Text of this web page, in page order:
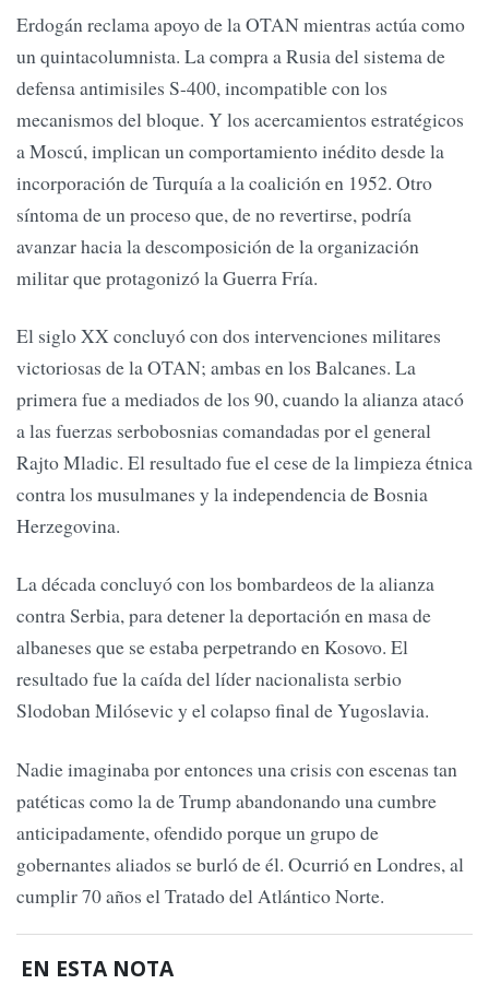
Erdogán reclama apoyo de la OTAN mientras actúa como
un quintacolumnista. La compra a Rusia del sistema de
defensa antimisiles S-400, incompatible con los
mecanismos del bloque. Y los acercamientos estratégicos
a Moscú, implican un comportamiento inédito desde la
incorporación de Turquía a la coalición en 1952. Otro
síntoma de un proceso que, de no revertirse, podría
avanzar hacia la descomposición de la organización
militar que protagonizó la Guerra Fría.
El siglo XX concluyó con dos intervenciones militares
victoriosas de la OTAN; ambas en los Balcanes. La
primera fue a mediados de los 90, cuando la alianza atacó
a las fuerzas serbobosnias comandadas por el general
Rajto Mladic. El resultado fue el cese de la limpieza étnica
contra los musulmanes y la independencia de Bosnia
Herzegovina.
La década concluyó con los bombardeos de la alianza
contra Serbia, para detener la deportación en masa de
albaneses que se estaba perpetrando en Kosovo. El
resultado fue la caída del líder nacionalista serbio
Slodoban Milósevic y el colapso final de Yugoslavia.
Nadie imaginaba por entonces una crisis con escenas tan
patéticas como la de Trump abandonando una cumbre
anticipadamente, ofendido porque un grupo de
gobernantes aliados se burló de él. Ocurrió en Londres, al
cumplir 70 años el Tratado del Atlántico Norte.
EN ESTA NOTA